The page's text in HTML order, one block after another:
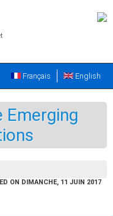
English
Français
Emerging
ON DIMANCHE, 11 JUIN 2017